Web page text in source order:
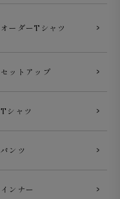
オーダーTシャツ
セットアップ
Tシャツ
パンツ
インナー